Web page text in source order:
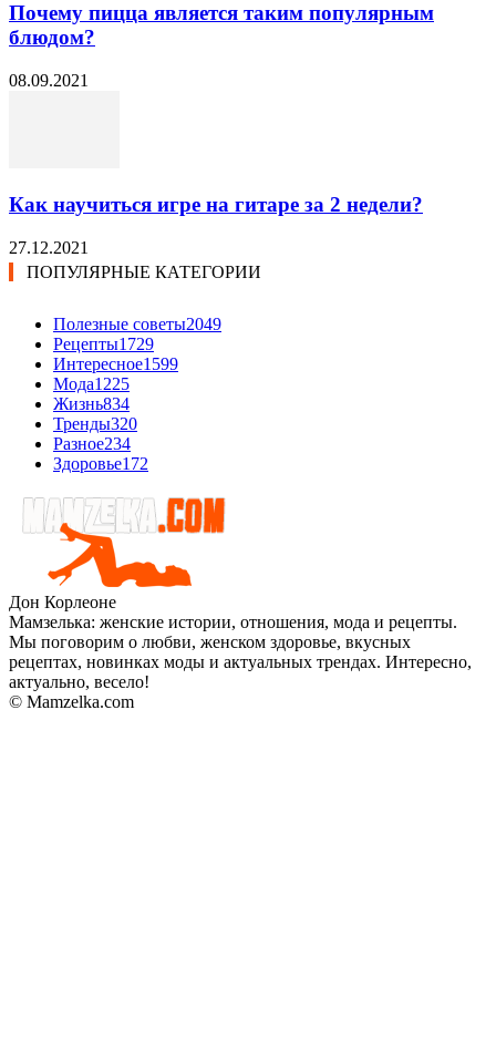
Почему пицца является таким популярным
блюдом?
08.09.2021
Как научиться игре на гитаре за 2 недели?
27.12.2021
ПОПУЛЯРНЫЕ КАТЕГОРИИ
Полезные советы2049
Рецепты1729
Интересное1599
Мода1225
Жизнь834
Тренды320
Разное234
Здоровье172
Дон Корлеоне
Мамзелька: женские истории, отношения, мода и рецепты.
Мы поговорим о любви, женском здоровье, вкусных
рецептах, новинках моды и актуальных трендах. Интересно,
актуально, весело!
© Mamzelka.com